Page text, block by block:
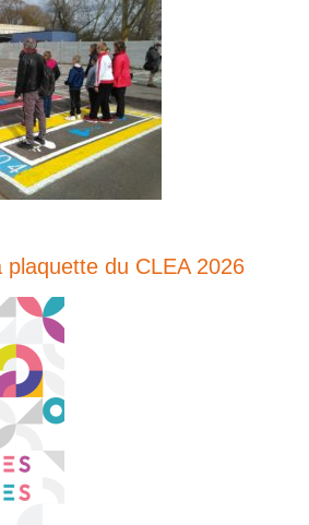
plaquette du CLEA 2026